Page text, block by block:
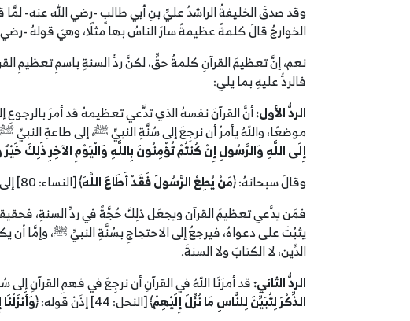
وقد صدقَ الخليفةُ الراشدُ عليِّ بنِ أبي طالبٍ -رضي الله عنه-
الخوارجُ قالَ كلمةً عظيمةً سارَ الناسُ بها مثلًا، وهيَ قولهُ -
نعم، إنَّ تعظيمَ القرآنِ كلمةُ حقٍّ، لكنَّ ردُّ السنةِ باسمِ تعظيمِ
فالردُّ عليهِ بما يلي:
الردُّ الأول:أنَّ القرآنَ نفسهُ الذي تدَّعي تعظيمهُ قد أمرَ بالرجوعِ
موضعًا، واللهُ يأمرُ أن نرجِعَ إلى سُنَّةِ النبيِّ ﷺ، إلى طاعةِ النبيِّ
إِلَى اللَّهِ وَالرَّسُولِ إِنْ كُنتُمْ تُؤْمِنُونَ بِاللَّهِ وَالْيَوْمِ الآخِرِ ذَلِكَ
وقالَ سبحانهُ: ﴿مَنْ يُطِعْ الرَّسُولَ فَقَدْ أَطَاعَ اللَّهَ﴾ [النساء: 80] إلى غيرِ ذلِكَ مِن الآياتِ الكثيرةِ.
فمَن يدَّعي تعظيمَ القرآن ويجعَل ذلِكَ حُجَّةً في ردِّ السنةِ، فحقيقةُ
يثبُتَ على دعواهُ، فيرجعُ إلى الاحتجاجِ بسُنَّةِ النبيِّ ﷺ، وإمَّا أن
الدِّين، لا الكتابَ ولا السنةَ.
الردُّ الثاني:قد أمرَنَا اللهُ في القرآنِ أن نرجِعَ في فهمِ القرآنِ
الذِّكْرَ لِتُبَيِّنَ لِلنَّاسِ مَا نُزِّلَ إِلَيْهِمْ﴾ [النحل: 44] إذَنْ قوله: ﴿